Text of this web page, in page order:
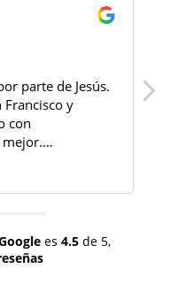
parte de Jesús.
Francisco y
con
mejor.
Por
¡Gracias!
es 4.5 de 5,